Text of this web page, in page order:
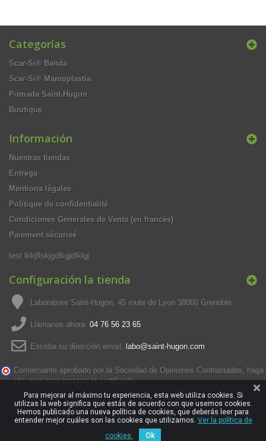
Categorías
Scar-Si® Banda
Scar-Si® Mamoplastía
Pomada Saint-Hugon
Boutique
Información
Nuestras tiendas
Entrega
Mentions légales
Politique de confidentialité
Condiciones Generales de Venta (en francés)
Paiement sécurisé
test lkkjflskjgdlkgjdfklgj
Configuración la tienda
Laboratoire Saint-Hugon, 45 route de Lyon 38000 Grenoble
Llámanos ahora: 04 76 56 23 65
Escriba su dirección email: labo@saint-hugon.com
Comerciante aprobado por la Sociedad de Opiniones Contrastadas, haga
clic aquí para mostrar el certificado.
Para mejorar al máximo tu experiencia, esta web utiliza cookies. Si
utilizas la web significa que estás de acuerdo con que usemos cookies.
Hemos publicado una nueva política de cookies, que deberás leer para
entender mejor cuáles son las cookies que utilizamos. Ver la política de
cookies.
Ok